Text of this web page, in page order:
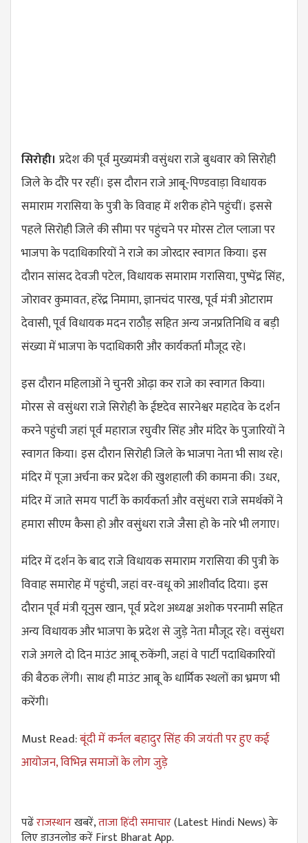
सिरोही। प्रदेश की पूर्व मुख्यमंत्री वसुंधरा राजे बुधवार को सिरोही
जिले के दौरे पर रहीं। इस दौरान राजे आबू-पिण्डवाड़ा विधायक
समाराम गरासिया के पुत्री के विवाह में शरीक होने पहुंचीं। इससे
पहले सिरोही जिले की सीमा पर पहुंचने पर मोरस टोल प्लाजा पर
भाजपा के पदाधिकारियों ने राजे का जोरदार स्वागत किया। इस
दौरान सांसद देवजी पटेल, विधायक समाराम गरासिया, पुष्पेंद्र सिंह,
जोरावर कुमावत, हरेंद्र निमामा, ज्ञानचंद पारख, पूर्व मंत्री ओटाराम
देवासी, पूर्व विधायक मदन राठौड़ सहित अन्य जनप्रतिनिधि व बड़ी
संख्या में भाजपा के पदाधिकारी और कार्यकर्ता मौजूद रहे।
इस दौरान महिलाओं ने चुनरी ओढ़ा कर राजे का स्वागत किया।
मोरस से वसुंधरा राजे सिरोही के ईष्टदेव सारनेश्वर महादेव के दर्शन
करने पहुंची जहां पूर्व महाराज रघुवीर सिंह और मंदिर के पुजारियों ने
स्वागत किया। इस दौरान सिरोही जिले के भाजपा नेता भी साथ रहे।
मंदिर में पूजा अर्चना कर प्रदेश की खुशहाली की कामना की। उधर,
मंदिर में जाते समय पार्टी के कार्यकर्ता और वसुंधरा राजे समर्थकों ने
हमारा सीएम कैसा हो और वसुंधरा राजे जैसा हो के नारे भी लगाए।
मंदिर में दर्शन के बाद राजे विधायक समाराम गरासिया की पुत्री के
विवाह समारोह में पहुंची, जहां वर-वधू को आशीर्वाद दिया। इस
दौरान पूर्व मंत्री यूनुस खान, पूर्व प्रदेश अध्यक्ष अशोक परनामी सहित
अन्य विधायक और भाजपा के प्रदेश से जुड़े नेता मौजूद रहे। वसुंधरा
राजे अगले दो दिन माउंट आबू रुकेंगी, जहां वे पार्टी पदाधिकारियों
की बैठक लेंगी। साथ ही माउंट आबू के धार्मिक स्थलों का भ्रमण भी
करेंगी।
Must Read:बूंदी में कर्नल बहादुर सिंह की जयंती पर हुए कई
आयोजन, विभिन्न समाजों के लोग जुड़े
पढेंराजस्थानखबरें,ताजा हिंदी समाचार(Latest Hindi News) के
लिए डाउनलोड करें First Bharat App.